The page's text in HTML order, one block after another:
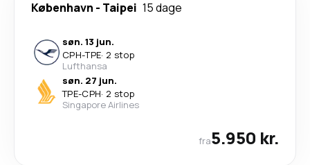
København - Taipei 15 dage
søn. 13 jun.
CPH-TPE· 2 stop
Lufthansa
søn. 27 jun.
TPE-CPH· 2 stop
Singapore Airlines
fra5.950 kr.